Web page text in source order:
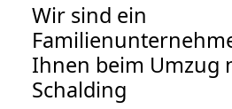
Wir sind ein
Ihnen beim Umzug
Schalding